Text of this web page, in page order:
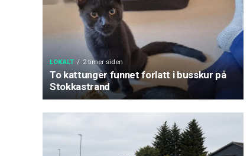
LOKALT 2 timer siden
To kattunger funnet forlatt i busskur på
Stokkastrand